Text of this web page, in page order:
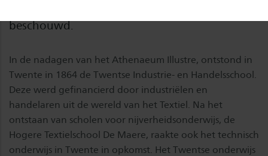
beschouwd.
In de nadagen van het Athenaeum Illustre, ontstond in
Twente in 1864 de Twentse Industrie- en Handelsschool.
Deze werd gefinancierd door industriëlen en
handelaren uit de wereld van het Textiel. Na het
ontstaan van scholen voor nijverheidsonderwijs, de
Hogere Textielschool De Maere, raakte ook het technisch
onderwijs in Twente in opkomst. Het Twentse onderwijs